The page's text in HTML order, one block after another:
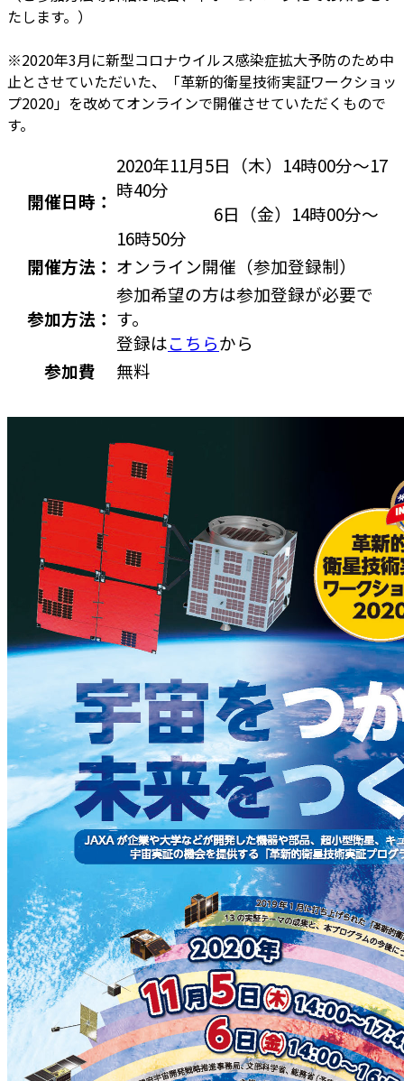
たします。）
※2020年3月に新型コロナウイルス感染症拡大予防のため中
止とさせていただいた、「革新的衛星技術実証ワークショッ
プ2020」を改めてオンラインで開催させていただくもので
す。
開催日時：
2020年11月5日（木）14時00分～17
時40分
6日（金）14時00分～
16時50分
開催方法： オンライン開催（参加登録制）
参加方法：
参加希望の方は参加登録が必要で
す。
登録はこちらから
参加費
無料